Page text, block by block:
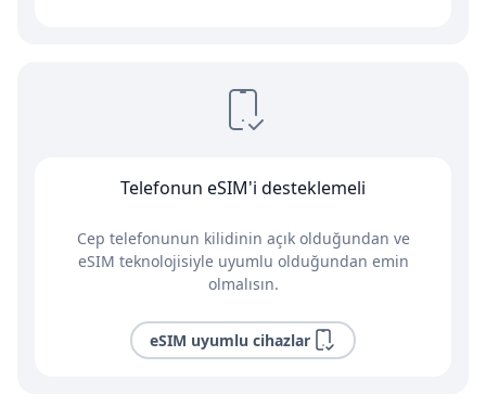
Telefonun eSIM'i desteklemeli
Cep telefonunun kilidinin açık olduğundan ve
eSIM teknolojisiyle uyumlu olduğundan emin
olmalısın.
eSIM uyumlu cihazlar